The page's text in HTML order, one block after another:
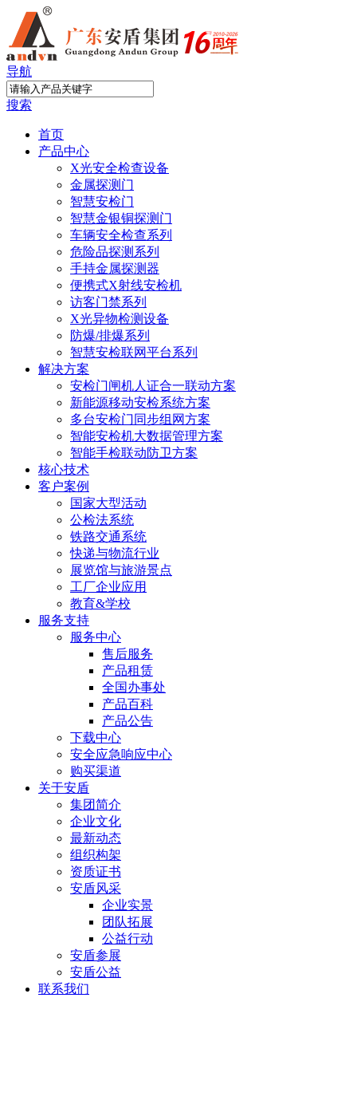
导航
搜索
首页
产品中心
X光安全检查设备
金属探测门
智慧安检门
智慧金银铜探测门
车辆安全检查系列
危险品探测系列
手持金属探测器
便携式X射线安检机
访客门禁系列
X光异物检测设备
防爆/排爆系列
智慧安检联网平台系列
解决方案
安检门闸机人证合一联动方案
新能源移动安检系统方案
多台安检门同步组网方案
智能安检机大数据管理方案
智能手检联动防卫方案
核心技术
客户案例
国家大型活动
公检法系统
铁路交通系统
快递与物流行业
展览馆与旅游景点
工厂企业应用
教育&学校
服务支持
服务中心
售后服务
产品租赁
全国办事处
产品百科
产品公告
下载中心
安全应急响应中心
购买渠道
关于安盾
集团简介
企业文化
最新动态
组织构架
资质证书
安盾风采
企业实景
团队拓展
公益行动
安盾参展
安盾公益
联系我们